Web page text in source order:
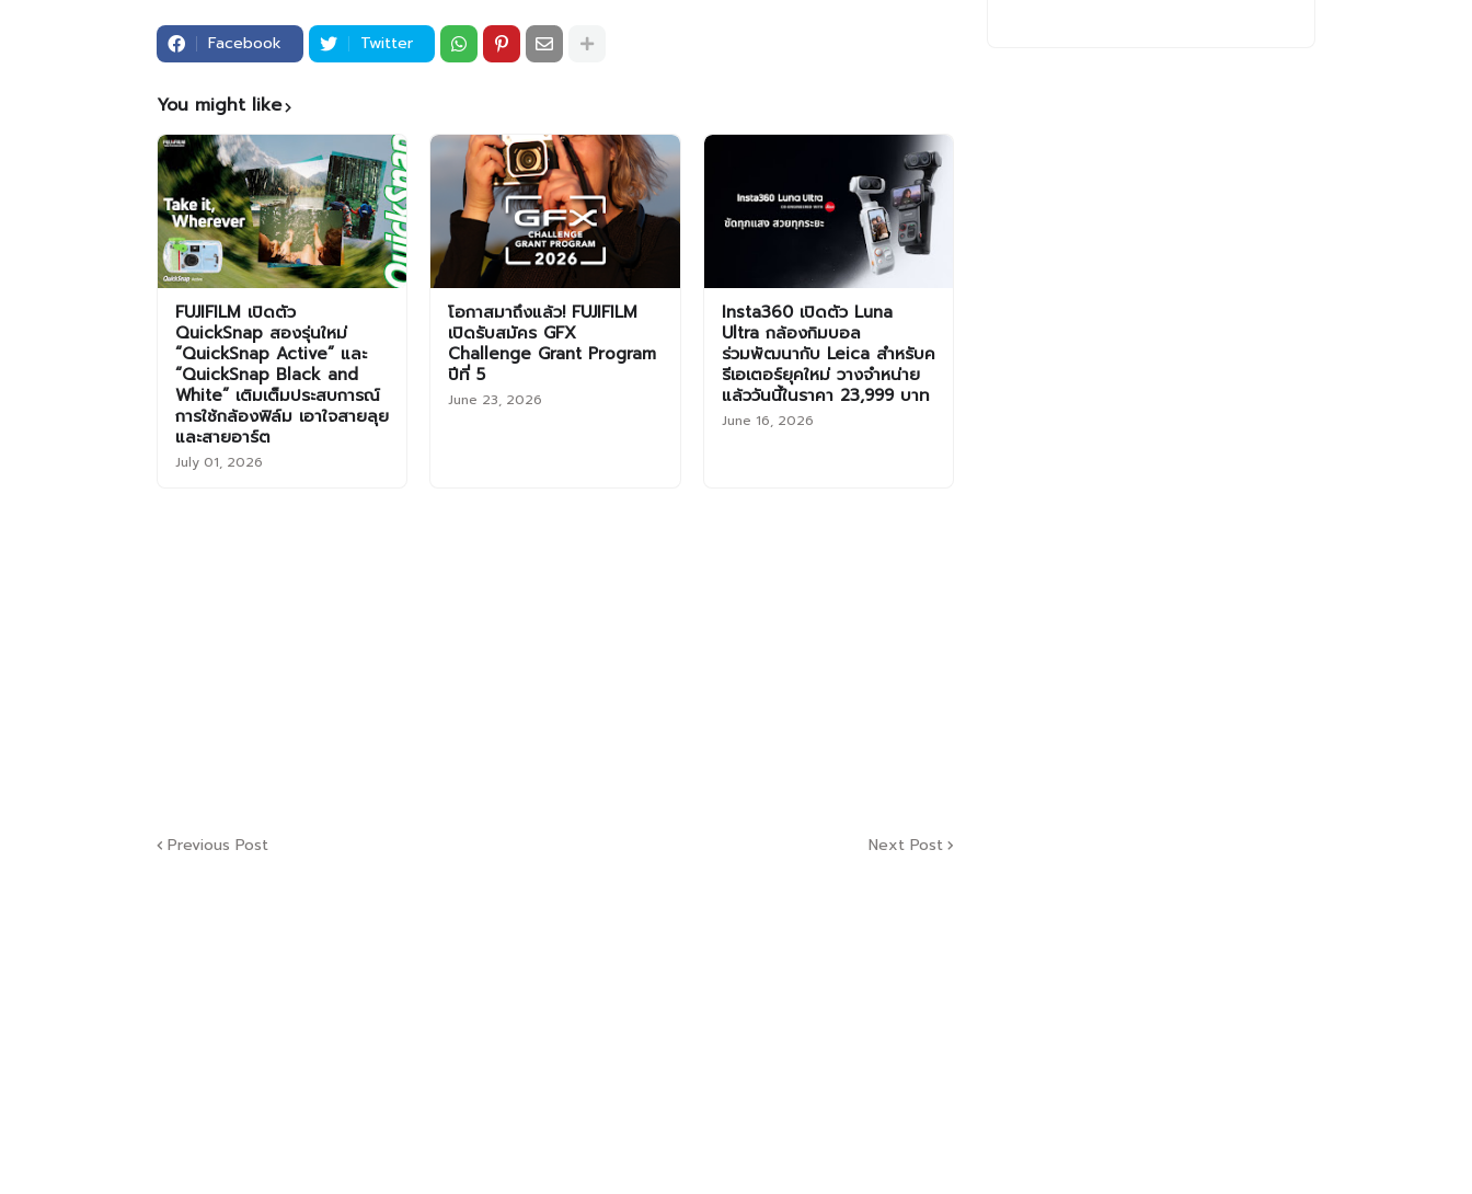
Facebook Twitter
You might like
FUJIFILM เปิดตัว
QuickSnap สองรุ่นใหม่
“QuickSnap Active” และ
“QuickSnap Black and
White” เติมเต็มประสบการณ์
การใช้กล้องฟิล์ม เอาใจสายลุย
และสายอาร์ต
July 01, 2026
โอกาสมาถึงแล้ว! FUJIFILM
เปิดรับสมัคร GFX
Challenge Grant Program
ปีที่ 5
June 23, 2026
Insta360 เปิดตัว Luna
Ultra กล้องกิมบอล
ร่วมพัฒนากับ Leica สำหรับค
รีเอเตอร์ยุคใหม่ วางจำหน่าย
แล้ววันนี้ในราคา 23,999 บาท
June 16, 2026
Previous Post Next Post